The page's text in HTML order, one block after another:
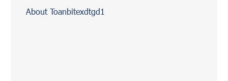
About Toanbitexdtgd1